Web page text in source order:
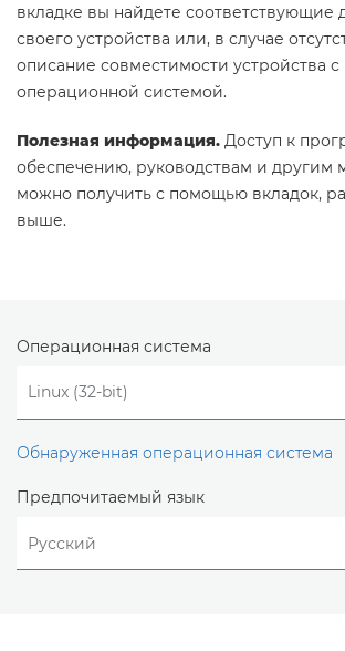
вкладке вы найдете соответствующие
своего устройства или, в случае
описание совместимости устройства
операционной системой.
Полезная информация. Доступ к
обеспечению, руководствам и другим
можно получить с помощью вкладок,
выше.
Операционная система
Обнаруженная операционная система
Предпочитаемый язык